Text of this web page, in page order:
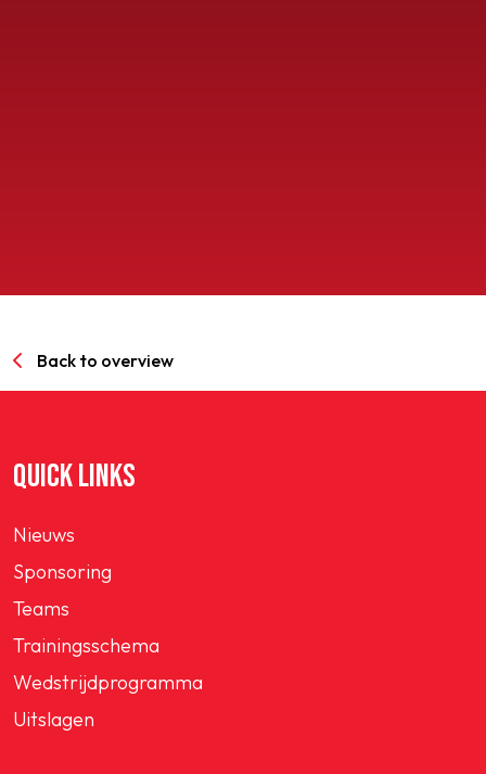
Back to overview
QUICK LINKS
Nieuws
Sponsoring
Teams
Trainingsschema
Wedstrijdprogramma
Uitslagen